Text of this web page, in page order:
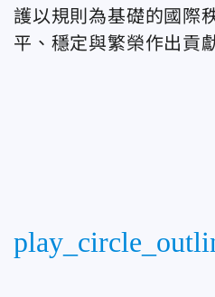
護以規則為基礎的國際
平、穩定與繁榮作出貢